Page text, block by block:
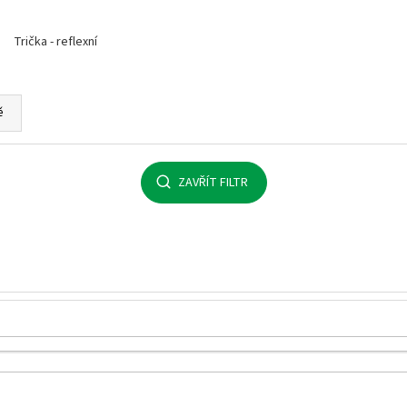
Trička - reflexní
ZAVŘÍT FILTR
92 Kč